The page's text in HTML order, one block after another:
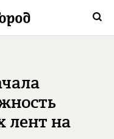
лент на